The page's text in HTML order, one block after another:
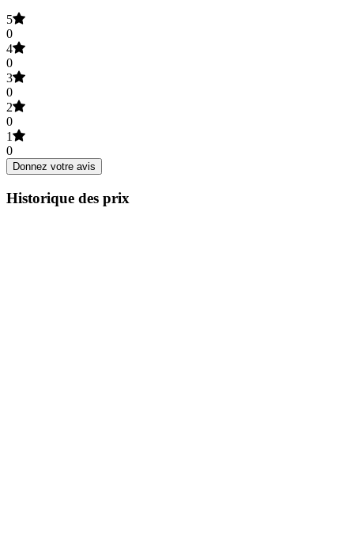
5
0
4
0
3
0
2
0
1
0
Donnez votre avis
Historique des prix